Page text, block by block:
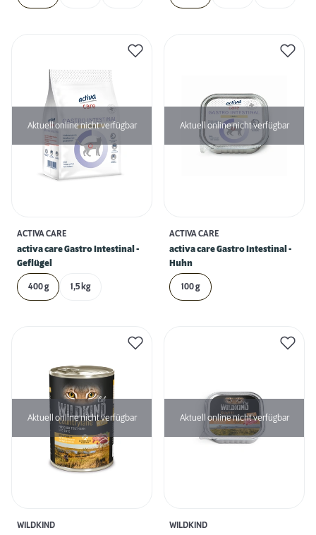
Aktuell online nicht verfügbar
ACTIVA CARE
activa care Gastro Intestinal -
Geflügel
400 g 1,5 kg
Aktuell online nicht verfügbar
ACTIVA CARE
activa care Gastro Intestinal -
Huhn
100 g
Aktuell online nicht verfügbar
WILDKIND
Aktuell online nicht verfügbar
WILDKIND